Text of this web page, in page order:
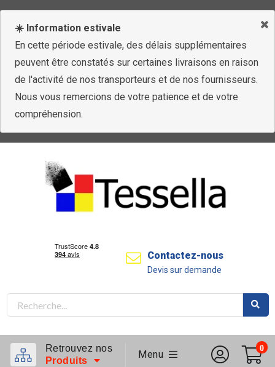
☀️ Information estivale
En cette période estivale, des délais supplémentaires
peuvent être constatés sur certaines livraisons en raison
de l'activité de nos transporteurs et de nos fournisseurs.
Nous vous remercions de votre patience et de votre
compréhension.
Contactez-nous
Devis sur demande
Retrouvez nos
Produits
Menu
0